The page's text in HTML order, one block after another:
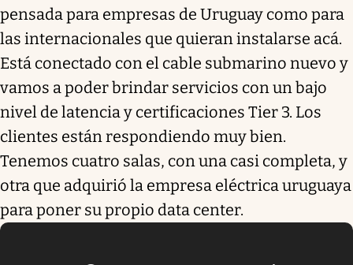
pensada para empresas de Uruguay como para
las internacionales que quieran instalarse acá.
Está conectado con el cable submarino nuevo y
vamos a poder brindar servicios con un bajo
nivel de latencia y certificaciones Tier 3. Los
clientes están respondiendo muy bien.
Tenemos cuatro salas, con una casi completa, y
otra que adquirió la empresa eléctrica uruguaya
para poner su propio data center.